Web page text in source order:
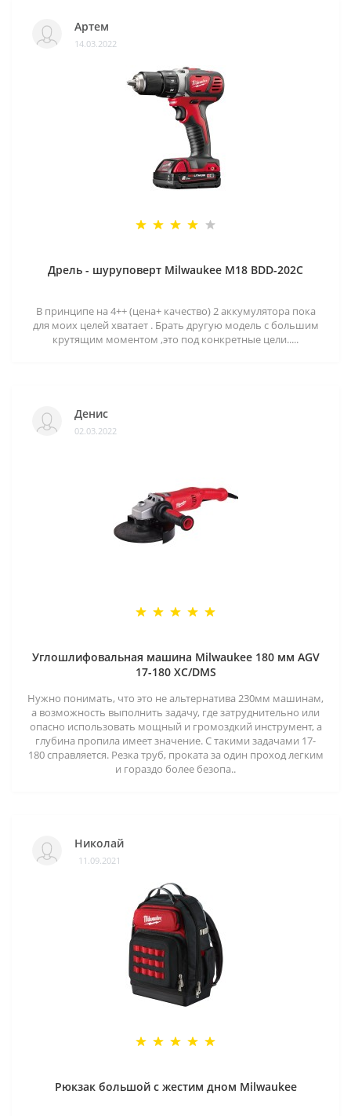
Артем
14.03.2022
Дрель - шуруповерт Milwaukee M18 BDD-202C
В принципе на 4++ (цена+ качество) 2 аккумулятора пока
для моих целей хватает . Брать другую модель с большим
крутящим моментом ,это под конкретные цели.....
Денис
02.03.2022
Углошлифовальная машина Milwaukee 180 мм AGV
17-180 XC/DMS
Нужно понимать, что это не альтернатива 230мм машинам,
а возможность выполнить задачу, где затруднительно или
опасно использовать мощный и громоздкий инструмент, а
глубина пропила имеет значение. С такими задачами 17-
180 справляется. Резка труб, проката за один проход легким
и гораздо более безопа..
Николай
11.09.2021
Рюкзак большой с жестим дном Milwaukee